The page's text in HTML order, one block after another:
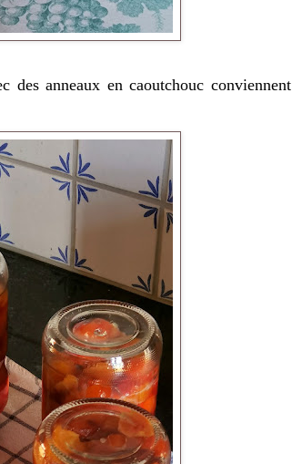
des anneaux en caoutchouc conviennent